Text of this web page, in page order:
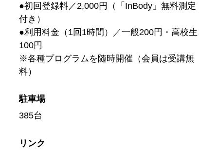
●初回登録料／2,000円（「InBody」無料測定
付き）
●利用料金（1回1時間）／一般200円・高校生
100円
※各種プログラムを随時開催（会員は受講無
料）
駐車場
385台
リンク